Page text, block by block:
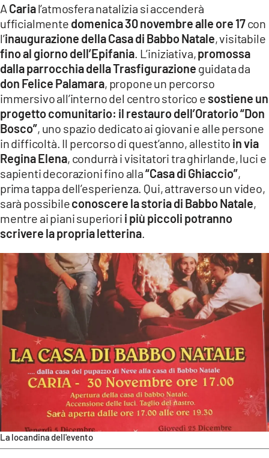
LACPLAY.IT
LACTV.IT
LACONAIR.IT
LACITYMAG.IT
ILREGGINO.IT
COSENZACHANNEL.IT
ILVIBONESE.IT
CATANZAROCHANNEL.IT
LACAPITALENEWS.IT
App
ANDROID
APPLE
A Carial’atmosfera natalizia si accenderà
ufficialmente domenica 30 novembre alle ore 17con
l’inaugurazione della Casa di Babbo Natale, visitabile
fino al giorno dell’Epifania . L’iniziativa,promossa
dalla parrocchia della Trasfigurazione guidata da
don Felice Palamara, propone un percorso
immersivo all’interno del centro storico e sostiene un
progetto comunitario: il restauro dell’Oratorio “Don
Bosco”, uno spazio dedicato ai giovani e alle persone
in difficoltà. Il percorso di quest’anno, allestito in via
Regina Elena, condurrà i visitatori tra ghirlande, luci e
sapienti decorazioni fino alla“Casa di Ghiaccio”,
prima tappa dell’esperienza. Qui, attraverso un video,
sarà possibileconoscere la storia di Babbo Natale,
mentre ai piani superiori i più piccoli potranno
scrivere la propria letterina
La locandina dell'evento